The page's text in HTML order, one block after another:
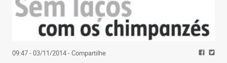
09:47 - 03/11/2014- Compartilhe